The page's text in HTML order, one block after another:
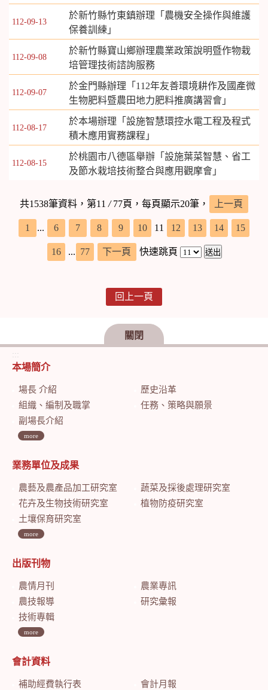
112-09-13
於新竹縣竹東鎮辦理「農機安全操作與維護
保養訓練」
112-09-08
於新竹縣寶山鄉辦理農業政策說明暨作物栽
培管理技術諮詢服務
112-09-07
於金門縣辦理「112年友善環境耕作及國產微
生物肥料暨農田地力肥料推廣講習會」
112-08-17
於本場辦理「設施智慧環控水電工程及程式
積木應用實務課程」
112-08-15
於桃園市八德區舉辦「設施葉菜智慧、省工
及節水栽培技術整合與應用觀摩會」
共1538筆資料，第11 /77頁，每頁顯示20筆， 上一頁
1 ... 6 7 8 9 10 11 12 13 14 15
16 ... 77 下一頁 快速跳頁
回上一頁
關閉
:::
本場簡介
場長 介紹
歷史沿革
組織、編制及職掌
任務、策略與願景
副場長介紹
more
業務單位及成果
農藝及農產品加工研究室
蔬菜及採後處理研究室
花卉及生物技術研究室
植物防疫研究室
土壤保育研究室
more
出版刊物
農情月刊
農業專訊
農技報導
研究彙報
技術專輯
more
會計資料
補助經費執行表
會計月報